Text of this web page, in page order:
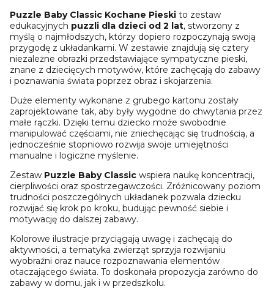
Puzzle Baby Classic Kochane Pieski to zestaw
edukacyjnych puzzli dla dzieci od 2 lat, stworzony z
myślą o najmłodszych, którzy dopiero rozpoczynają swoją
przygodę z układankami. W zestawie znajdują się cztery
niezależne obrazki przedstawiające sympatyczne pieski,
znane z dziecięcych motywów, które zachęcają do zabawy
i poznawania świata poprzez obraz i skojarzenia.
Duże elementy wykonane z grubego kartonu zostały
zaprojektowane tak, aby były wygodne do chwytania przez
małe rączki. Dzięki temu dziecko może swobodnie
manipulować częściami, nie zniechęcając się trudnością, a
jednocześnie stopniowo rozwija swoje umiejętności
manualne i logiczne myślenie.
Zestaw Puzzle Baby Classic wspiera naukę koncentracji,
cierpliwości oraz spostrzegawczości. Zróżnicowany poziom
trudności poszczególnych układanek pozwala dziecku
rozwijać się krok po kroku, budując pewność siebie i
motywację do dalszej zabawy.
Kolorowe ilustracje przyciągają uwagę i zachęcają do
aktywności, a tematyka zwierząt sprzyja rozwijaniu
wyobraźni oraz nauce rozpoznawania elementów
otaczającego świata. To doskonała propozycja zarówno do
zabawy w domu, jak i w przedszkolu.